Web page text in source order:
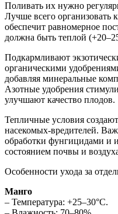
Поливать их нужно
Лучше всего организовать
обеспечит равномерное
должна быть теплой
Подкармливают
органическими
добавляя минеральные
Азотные удобрения
улучшают качество плодов.
Тепличные условия
насекомых-вредителей.
обработки фунгицидами и
состоянием почвы и
Особенности ухода за
Манго
– Температура: +25–30°C.